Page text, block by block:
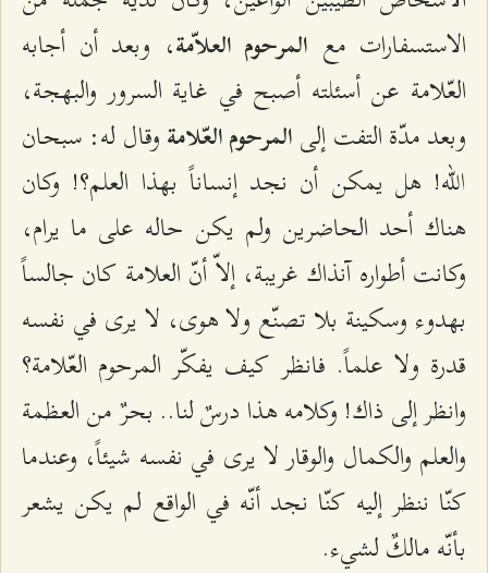
الاستسفارات مع المرحوم العلاّمة، وبعد أن أجابه
العّلامة عن أسئلته أصبح في غاية السرور والبهجة،
وبعد مدّة التفت إلىالمرحوم العّلامةوقال له: سبحان
الله! هل يمكن أن نجد إنساناً بهذا العلم؟! وكان
هناك أحد الحاضرين ولم يكن حاله على ما يرام،
وكانت أطواره آنذاك غريبة، إلاّ أنّ العلامة كان جالساً
بهدوء وسكينة بلا تصنّع ولا هوى، لا يرى في نفسه
قدرة ولا علماً. فانظر كيف يفكّر المرحوم العّلامة؟
وانظر إلى ذاك! وكلامه هذا درسٌ لنا.. بحرٌ من العظمة
والعلم والكمال والوقار لا يرى في نفسه شيئاً، وعندما
كنّا ننظر إليه كنّا نجد أنّه في الواقع لم يكن يشعر
بأنّه مالكٌ لشيء.